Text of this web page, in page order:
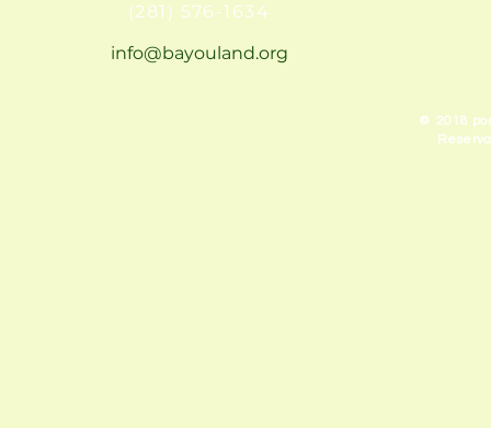
(281) 576-1634
info@bayouland.org
©
2018